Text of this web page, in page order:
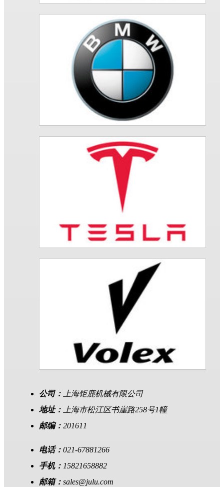
公司：
上海钜鹿机械有限公司
地址：
上海市松江区书崖路258号1幢
邮编： 201611
电话： 021-67881266
手机： 15821658882
邮箱： sales@julu.com